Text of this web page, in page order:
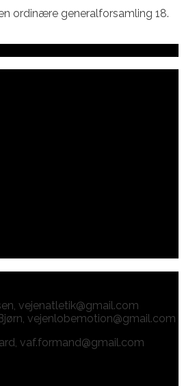
ordinære generalforsamling 18.
vejenatletik@gmail.com
vejenlobemotion@gmail.com
vaf.formand@gmail.com